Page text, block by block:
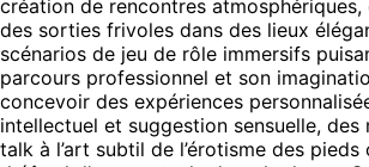
création de rencontres
des sorties frivoles dans des lieux
scénarios de jeu de rôle immersifs
parcours professionnel et son
concevoir des expériences
intellectuel et suggestion sensuelle,
talk à l’art subtil de l’érotisme des pieds